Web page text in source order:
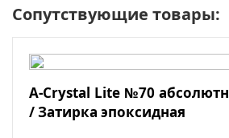
Сопутствующие товары:
A-Crystal Lite №70
/ Затирка эпоксидная